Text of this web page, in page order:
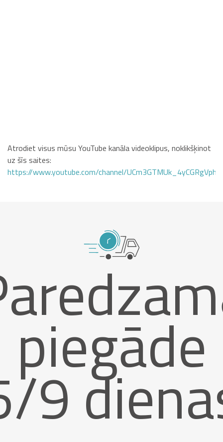
Atrodiet visus mūsu YouTube kanāla videoklipus, noklikšķinot
uz šīs saites:
https://www.youtube.com/channel/
piegāde
9